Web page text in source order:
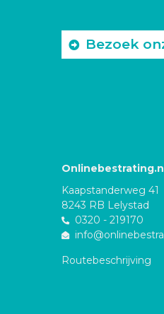
Bezoek
Kaapstanderweg 41
8243 RB Lelystad
0320 - 219170
Routebeschrijving